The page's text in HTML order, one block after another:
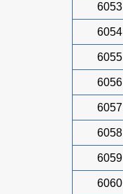
6053
6054
6055
6056
6057
6058
6059
6060